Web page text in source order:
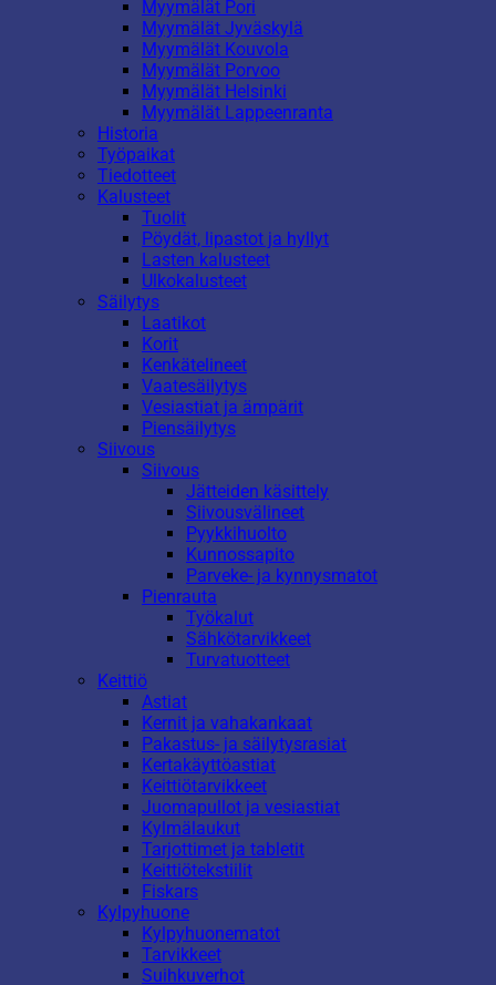
Myymälät Pori
Myymälät Jyväskylä
Myymälät Kouvola
Myymälät Porvoo
Myymälät Helsinki
Myymälät Lappeenranta
Historia
Työpaikat
Tiedotteet
Kalusteet
Tuolit
Pöydät, lipastot ja hyllyt
Lasten kalusteet
Ulkokalusteet
Säilytys
Laatikot
Korit
Kenkätelineet
Vaatesäilytys
Vesiastiat ja ämpärit
Piensäilytys
Siivous
Siivous
Jätteiden käsittely
Siivousvälineet
Pyykkihuolto
Kunnossapito
Parveke- ja kynnysmatot
Pienrauta
Työkalut
Sähkötarvikkeet
Turvatuotteet
Keittiö
Astiat
Kernit ja vahakankaat
Pakastus- ja säilytysrasiat
Kertakäyttöastiat
Keittiötarvikkeet
Juomapullot ja vesiastiat
Kylmälaukut
Tarjottimet ja tabletit
Keittiötekstiilit
Fiskars
Kylpyhuone
Kylpyhuonematot
Tarvikkeet
Suihkuverhot